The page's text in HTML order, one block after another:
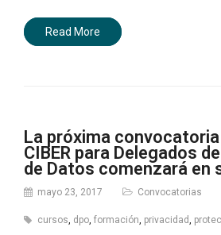
Read More
La próxima
CIBER para Delegados
de Datos comenzará en
mayo 23, 2017 Convocatorias
cursos, dpo, formación, privacidad,